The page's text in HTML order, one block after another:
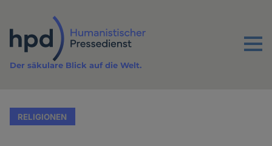
Inhalt
Menu
Der säkulare Blick auf die Welt.
RELIGIONEN